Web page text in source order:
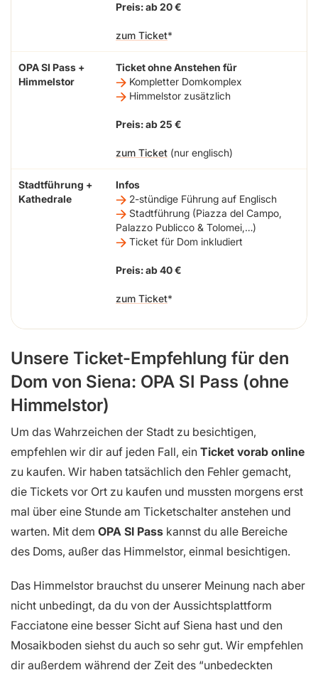
Preis: ab 20 €
zum Ticket
OPA SI Pass +
Himmelstor
Ticket ohne Anstehen für
Kompletter Domkomplex
Himmelstor zusätzlich
Preis: ab 25 €
zum Ticket (nur englisch)
Stadtführung +
Kathedrale
Infos
2-stündige Führung auf Englisch
Stadtführung (Piazza del Campo,
Palazzo Publicco & Tolomei,…)
Ticket für Dom inkludiert
Preis: ab 40 €
zum Ticket
Unsere Ticket-Empfehlung für den
Dom von Siena: OPA SI Pass (ohne
Himmelstor)
Um das Wahrzeichen der Stadt zu besichtigen,
empfehlen wir dir auf jeden Fall, ein Ticket vorab online
zu kaufen. Wir haben tatsächlich den Fehler gemacht,
die Tickets vor Ort zu kaufen und mussten morgens erst
mal über eine Stunde am Ticketschalter anstehen und
warten. Mit dem OPA SI Pass kannst du alle Bereiche
des Doms, außer das Himmelstor, einmal besichtigen.
Das Himmelstor brauchst du unserer Meinung nach aber
nicht unbedingt, da du von der Aussichtsplattform
Facciatone eine besser Sicht auf Siena hast und den
Mosaikboden siehst du auch so sehr gut. Wir empfehlen
dir außerdem während der Zeit des “unbedeckten